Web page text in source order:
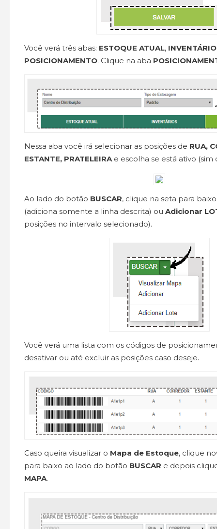
Você verá três abas: ESTOQUE ATUAL,
POSICIONAMENTO. Clique na aba
Nessa aba você irá selecionar as posições de RUA,
ESTANTE, PRATELEIRAe escolha se está ativo (sim
Ao lado do botão BUSCAR, clique na seta para
(adiciona somente a linha descrita) ou Adicionar
posições no intervalo selecionado).
Você verá uma lista com os códigos de
desativar ou até excluir as posições caso deseje.
Caso queira visualizar o Mapa de Estoque, clique
para baixo ao lado do botão BUSCAR e depois
MAPA.